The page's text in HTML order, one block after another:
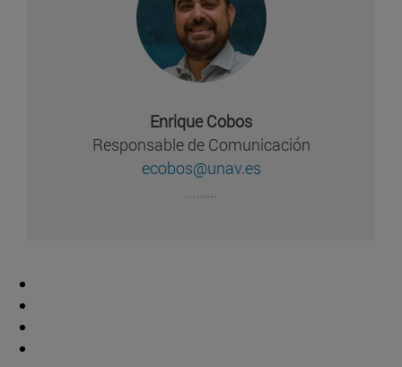
Enrique Cobos
Responsable de Comunicación
ecobos@unav.es
.........